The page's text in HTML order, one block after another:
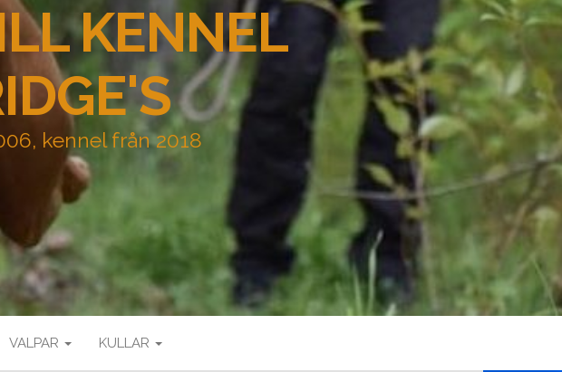
KENNEL
kennel från 2018
VALPAR KULLAR